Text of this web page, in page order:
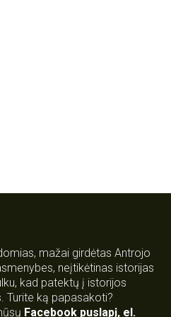
mažai girdėtas Antrojo
neįtikėtinas istorijas
kad patektų į istorijos
Turite ką papasakoti?
Facebook puslapį, el.